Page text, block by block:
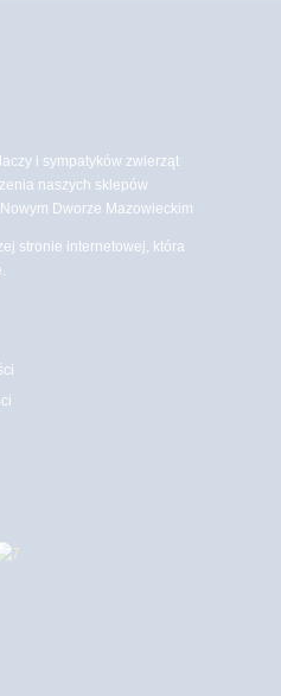
i sympatyków zwierząt
naszych sklepów
Dworze Mazowieckim
stronie internetowej, która